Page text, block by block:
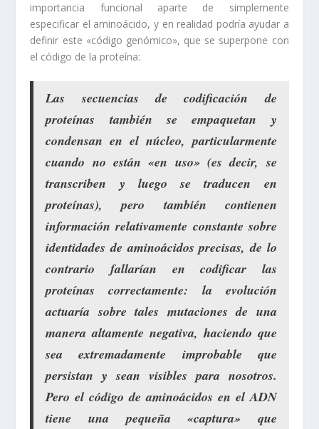
importancia funcional aparte de simplemente
especificar el aminoácido, y en realidad podría ayudar a
definir este «código genómico», que se superpone con
el código de la proteína:
Las secuencias de codificación de
proteínas también se empaquetan y
condensan en el núcleo, particularmente
cuando no están «en uso» (es decir, se
transcriben y luego se traducen en
proteínas), pero también contienen
información relativamente constante sobre
identidades de aminoácidos precisas, de lo
contrario fallarían en codificar las
proteínas correctamente: la evolución
actuaría sobre tales mutaciones de una
manera altamente negativa, haciendo que
sea extremadamente improbable que
persistan y sean visibles para nosotros.
Pero el código de aminoácidos en el ADN
tiene una pequeña «captura» que